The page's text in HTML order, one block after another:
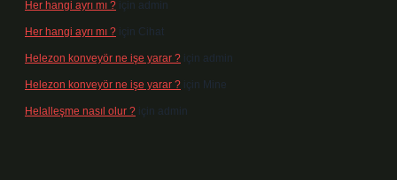
Her hangi ayrı mı ? için admin
Her hangi ayrı mı ? için Cihat
Helezon konveyör ne işe yarar ? için admin
Helezon konveyör ne işe yarar ? için Mine
Helalleşme nasıl olur ? için admin